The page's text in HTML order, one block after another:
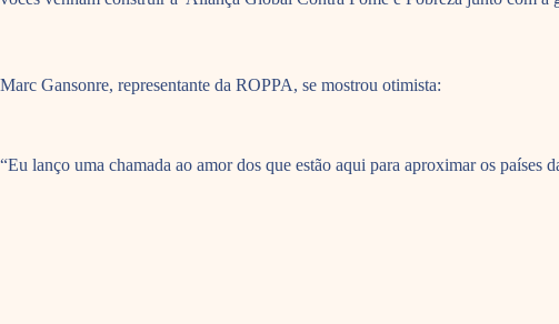
Marc Gansonre, representante da ROPPA, se mostrou otimista:
“Eu lanço uma chamada ao amor dos que estão aqui para aproximar os